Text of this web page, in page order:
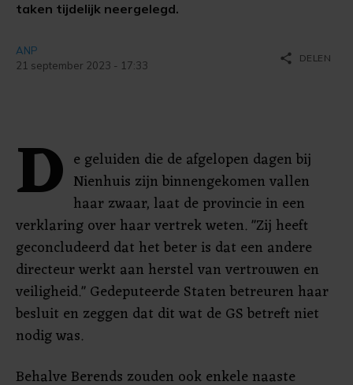
taken tijdelijk neergelegd.
ANP
21 september 2023 - 17:33
share DELEN
D e geluiden die de afgelopen dagen bij
Nienhuis zijn binnengekomen vallen
haar zwaar, laat de provincie in een
verklaring over haar vertrek weten. "Zij heeft
geconcludeerd dat het beter is dat een andere
directeur werkt aan herstel van vertrouwen en
veiligheid." Gedeputeerde Staten betreuren haar
besluit en zeggen dat dit wat de GS betreft niet
nodig was.
Behalve Berends zouden ook enkele naaste